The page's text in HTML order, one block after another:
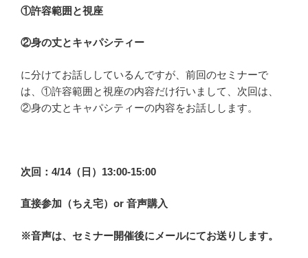
①許容範囲と視座
②身の丈とキャパシティー
に分けてお話ししているんですが、前回のセミナーで
は、①許容範囲と視座の内容だけ行いまして、次回は、
②身の丈とキャパシティーの内容をお話しします。
次回：4/14（日）13:00-15:00
直接参加（ちえ宅）or 音声購入
※音声は、セミナー開催後にメールにてお送りします。